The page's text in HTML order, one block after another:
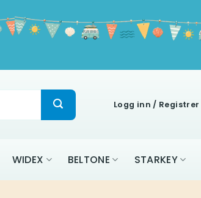
Logg inn / Registrer
WIDEX BELTONE STARKEY